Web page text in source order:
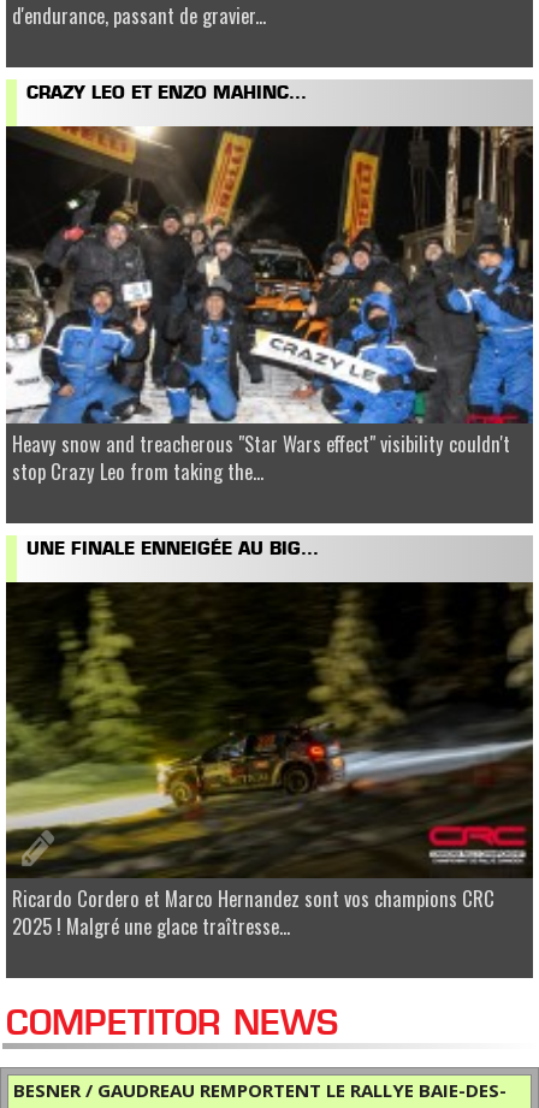
d'endurance, passant de gravier...
CRAZY LEO ET ENZO MAHINC...
Heavy snow and treacherous "Star Wars effect" visibility couldn't
stop Crazy Leo from taking the...
UNE FINALE ENNEIGÉE AU BIG...
Ricardo Cordero et Marco Hernandez sont vos champions CRC
2025 ! Malgré une glace traîtresse...
COMPETITOR NEWS
BESNER / GAUDREAU REMPORTENT LE RALLYE BAIE-DES-